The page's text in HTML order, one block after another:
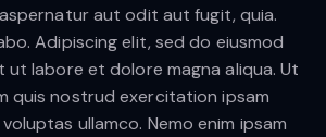
aut odit aut fugit, quia.
Adipiscing elit, sed do eiusmod
labore et dolore magna aliqua. Ut
quis nostrud exercitation ipsam
ullamco. Nemo enim ipsam